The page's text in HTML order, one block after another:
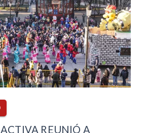
REUNIÓ A